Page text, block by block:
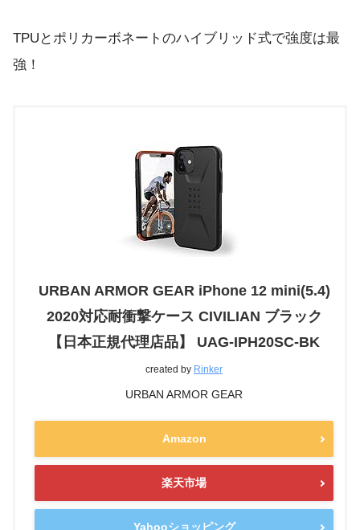
TPUとポリカーボネートのハイブリッド式で強度は最
強！
URBAN ARMOR GEAR iPhone 12 mini(5.4)
2020対応耐衝撃ケース CIVILIAN ブラック
【日本正規代理店品】 UAG-IPH20SC-BK
created by Rinker
URBAN ARMOR GEAR
Amazon
楽天市場
Yahooショッピング